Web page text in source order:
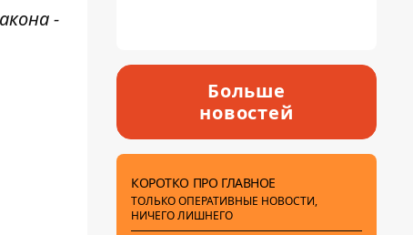
-
Больше
новостей
КОРОТКО ПРО ГЛАВНОЕ
ТОЛЬКО ОПЕРАТИВНЫЕ НОВОСТИ,
НИЧЕГО ЛИШНЕГО